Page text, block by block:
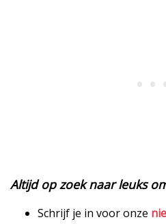
Altijd op zoek naar leuks
Schrijf je in voor onze